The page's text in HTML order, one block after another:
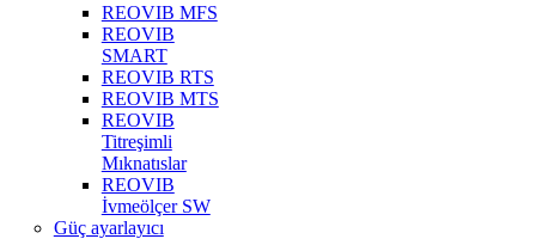
REOVIB MFS
REOVIB
SMART
REOVIB RTS
REOVIB MTS
REOVIB
Titreşimli
Mıknatıslar
REOVIB
İvmeölçer SW
Güç ayarlayıcı